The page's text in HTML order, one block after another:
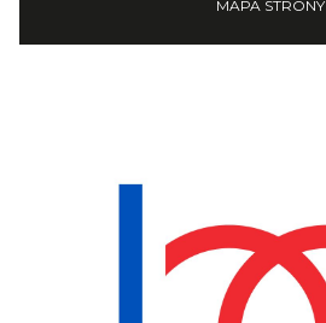
MAPA STRONY